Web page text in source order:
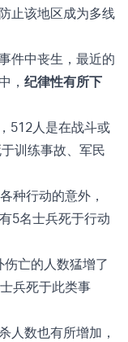
止该地区成为多线
件中丧生，最近的
， 纪律性有所下
512人是在战斗或
训练事故、军民
种行动的意外，
5名士兵死于行动
亡的人数猛增了
兵死于此类事
人数也有所增加，